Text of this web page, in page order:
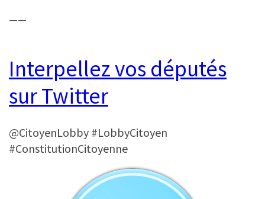
——
Interpellez vos députés
sur Twitter
@CitoyenLobby #LobbyCitoyen
#ConstitutionCitoyenne